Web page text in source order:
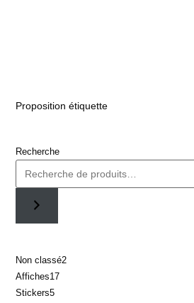
Proposition étiquette
Recherche
Non classé2
Affiches17
Stickers5